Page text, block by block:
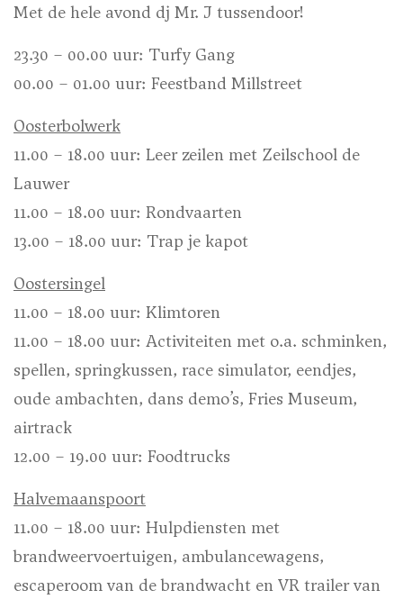
Met de hele avond dj Mr. J tussendoor!
23.30 – 00.00 uur: Turfy Gang
00.00 – 01.00 uur: Feestband Millstreet
Oosterbolwerk
11.00 – 18.00 uur: Leer zeilen met Zeilschool de
Lauwer
11.00 – 18.00 uur: Rondvaarten
13.00 – 18.00 uur: Trap je kapot
Oostersingel
11.00 – 18.00 uur: Klimtoren
11.00 – 18.00 uur: Activiteiten met o.a. schminken,
spellen, springkussen, race simulator, eendjes,
oude ambachten, dans demo’s, Fries Museum,
airtrack
12.00 – 19.00 uur: Foodtrucks
Halvemaanspoort
11.00 – 18.00 uur: Hulpdiensten met
brandweervoertuigen, ambulancewagens,
escaperoom van de brandwacht en VR trailer van